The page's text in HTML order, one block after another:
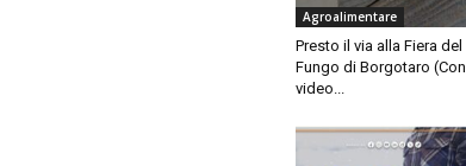
Agroalimentare
Presto il via alla Fiera del
Fungo di Borgotaro (Con
video...